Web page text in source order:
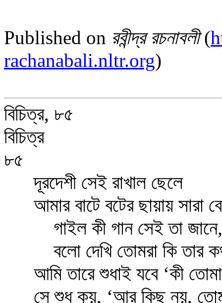
Published on রবীন্দ্র রচনাবলী(
rachanabali.nltr.org)
বিচিত্র, ৮৫
বিচিত্র
৮৫
দূরদেশী সেই রাখাল ছেলে
আমার বাটে বটের ছায়ায় সারা
গাইল কী গান সেই তা জানে,
বলো দেখি তোমরা কি তার
আমি তারে শুধাই যবে ‘কী
সে শুধু কয়, ‘আর কিছু নয়,